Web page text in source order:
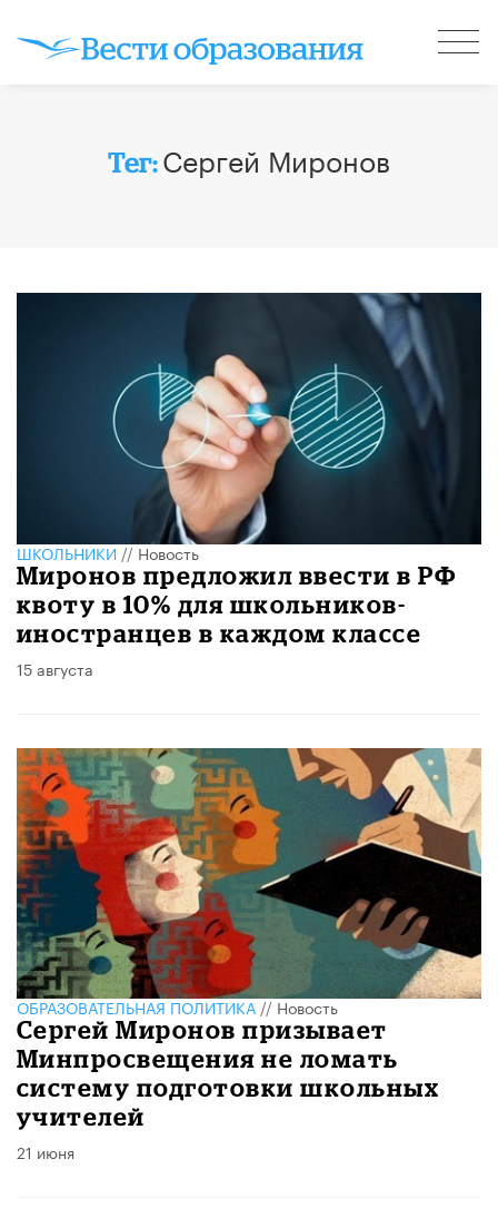
Тег:Сергей Миронов
ШКОЛЬНИКИ//Новость
Миронов предложил ввести в РФ
квоту в 10% для школьников-
иностранцев в каждом классе
15 августа
ОБРАЗОВАТЕЛЬНАЯ ПОЛИТИКА//Новость
Сергей Миронов призывает
Минпросвещения не ломать
систему подготовки школьных
учителей
21 июня